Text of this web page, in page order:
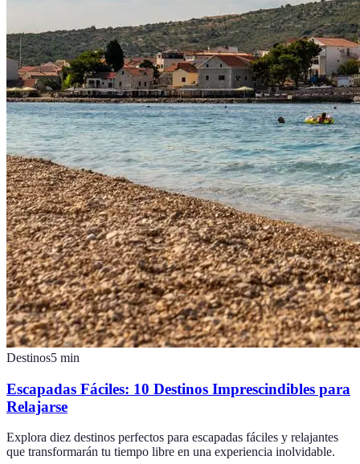
Destinos5 min
Escapadas Fáciles: 10 Destinos Imprescindibles para
Relajarse
Explora diez destinos perfectos para escapadas fáciles y relajantes
que transformarán tu tiempo libre en una experiencia inolvidable.